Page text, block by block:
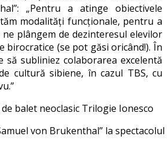
„Pentru a atinge obiectivele
modalităţi funcţionale, pentru a
plângem de dezinteresul elevilor
birocratice (se pot găsi oricând!). În
să subliniez colaborarea excelentă
cultură sibiene, în cazul TBS, cu
von Brukenthal” la